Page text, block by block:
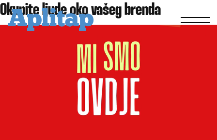
Okupite ljudeokovašegbrenda